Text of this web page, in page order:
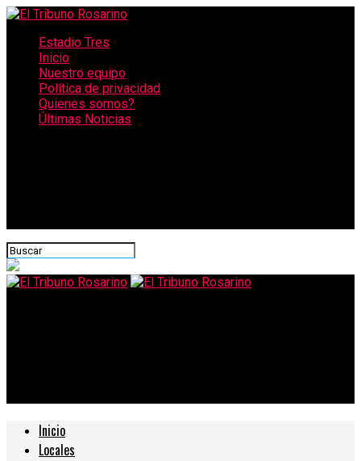
Estadio Tres
Inicio
Nuestro equipo
Política de privacidad
Quienes somos?
Últimas Noticias
Inicio
Locales